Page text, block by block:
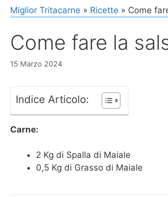
Miglior Tritacarne » Ricette » Come
Come fare la
15 Marzo 2024
Indice Articolo:
Carne:
2 Kg di Spalla di Maiale
0,5 Kg di Grasso di Maiale